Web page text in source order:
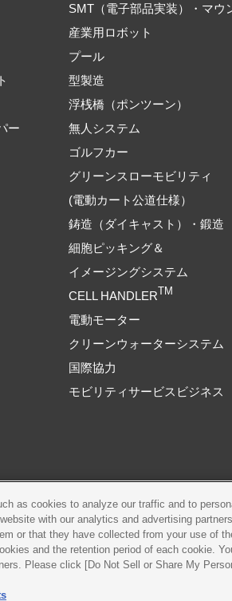
ー
SMT（電子部品実装）・マウ
産業用ロボット
プール
型製造
浮桟橋（ポンツーン）
無人システム
ゴルフカー
グリーンスローモビリティ
(電動カート公道仕様）
鋳造（ダイキャスト）・鍛造
細胞ピッキング＆
イメージングシステム
CELL HANDLERTM
電動モーター
クリーンウォーターシステム
国際協力
モビリティサービスビジネス
規約 推奨環境 プラ
古物営業法
as cookies to analyze our traffic and to
with our analytics and advertising
or that they have collected from your use of
and the retention period of each cookie.
Please click [Do Not Sell or Share My